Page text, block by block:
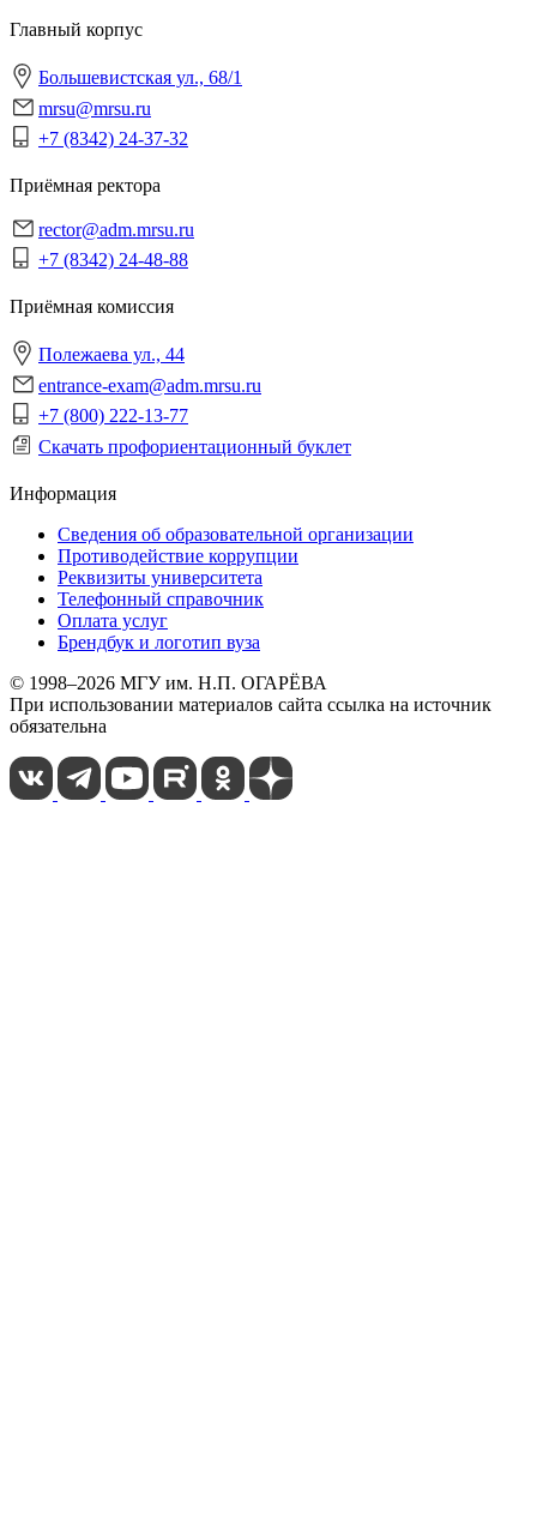
Главный корпус
Большевистская ул., 68/1
mrsu@mrsu.ru
+7 (8342) 24-37-32
Приёмная ректора
rector@adm.mrsu.ru
+7 (8342) 24-48-88
Приёмная комиссия
Полежаева ул., 44
entrance-exam@adm.mrsu.ru
+7 (800) 222-13-77
Скачать профориентационный буклет
Информация
Сведения об образовательной организации
Противодействие коррупции
Реквизиты университета
Телефонный справочник
Оплата услуг
Брендбук и логотип вуза
© 1998–2026 МГУ им. Н.П. ОГАРЁВА
При использовании материалов сайта ссылка на источник
обязательна